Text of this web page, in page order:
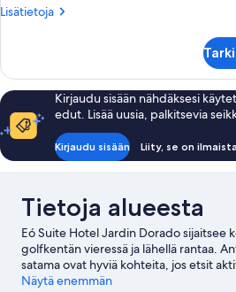
Lisätietoja
Lisätietoja
Kirjaudu sisään nähdäksesi
edut. Lisää uusia, palkitsevia
Kirjaudu sisään Liity, se on ilmaista
Tietoja alueesta
Eó Suite Hotel Jardin Dorado sijaitsee
golfkentän vieressä ja lähellä rantaa.
satama ovat hyviä kohteita, jos etsit
alueen luonnonkauneuteen voi
Näytä enemmän